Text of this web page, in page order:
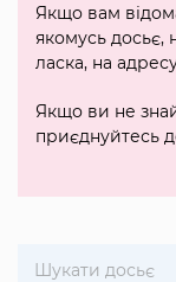
Якщо вам
якомусь досьє,
ласка, на
Якщо ви не
приєднуйтесь